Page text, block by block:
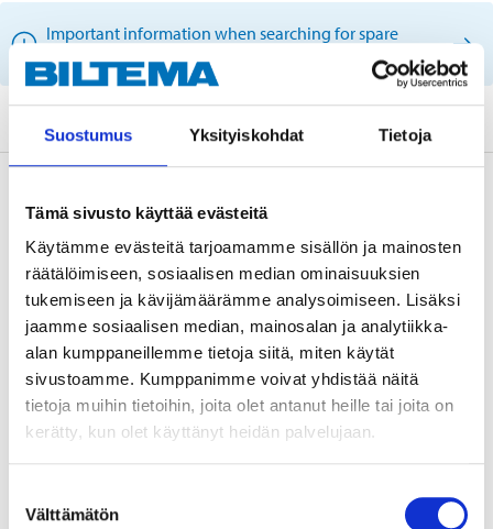
Suostumus Yksityiskohdat Tietoja
Tämä sivusto käyttää evästeitä
Käytämme evästeitä tarjoamamme sisällön ja mainosten
räätälöimiseen, sosiaalisen median ominaisuuksien
tukemiseen ja kävijämäärämme analysoimiseen. Lisäksi
jaamme sosiaalisen median, mainosalan ja analytiikka-
alan kumppaneillemme tietoja siitä, miten käytät
sivustoamme. Kumppanimme voivat yhdistää näitä
tietoja muihin tietoihin, joita olet antanut heille tai joita on
kerätty, kun olet käyttänyt heidän palvelujaan.
valinta
Välttämätön
Important information when searching for spare
parts by reg. number and service recommendations.
Technical specifications
Position
Front axle
Position
Two-sided
Thread type
Right